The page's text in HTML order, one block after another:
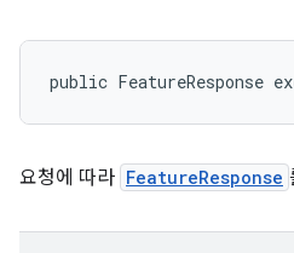
public FeatureResponse
요청에 따라 FeatureResponse